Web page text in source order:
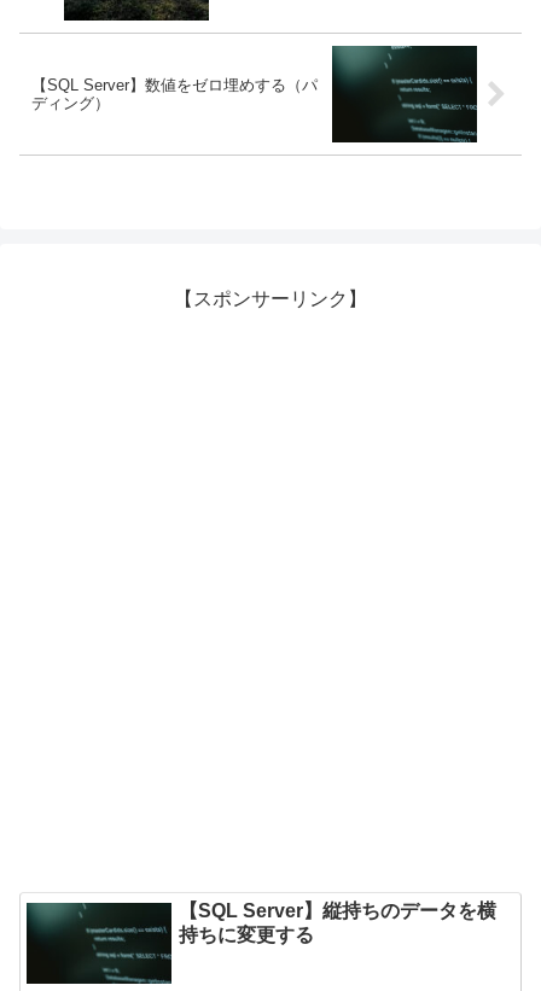
【SQL Server】数値をゼロ埋めする（パ
ディング）
【スポンサーリンク】
【SQL Server】縦持ちのデータを横
持ちに変更する